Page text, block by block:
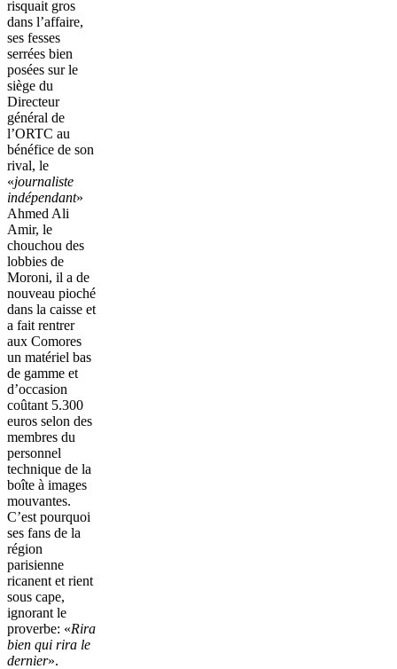
risquait gros
dans l’affaire,
ses fesses
serrées bien
posées sur le
siège du
Directeur
général de
l’ORTC au
bénéfice de son
rival, le
«journaliste
indépendant»
Ahmed Ali
Amir, le
chouchou des
lobbies de
Moroni, il a de
nouveau pioché
dans la caisse et
a fait rentrer
aux Comores
un matériel bas
de gamme et
d’occasion
coûtant 5.300
euros selon des
membres du
personnel
technique de la
boîte à images
mouvantes.
C’est pourquoi
ses fans de la
région
parisienne
ricanent et rient
sous cape,
ignorant le
proverbe: «Rira
bien qui rira le
dernier».